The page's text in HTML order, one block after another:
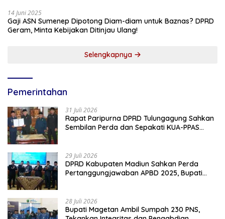
14 Juni 2025
Gaji ASN Sumenep Dipotong Diam-diam untuk Baznas? DPRD
Geram, Minta Kebijakan Ditinjau Ulang!
Selengkapnya
Pemerintahan
31 Juli 2026
Rapat Paripurna DPRD Tulungagung Sahkan
Sembilan Perda dan Sepakati KUA-PPAS
29 Juli 2026
DPRD Kabupaten Madiun Sahkan Perda
Pertanggungjawaban APBD 2025, Bupati
28 Juli 2026
Bupati Magetan Ambil Sumpah 230 PNS,